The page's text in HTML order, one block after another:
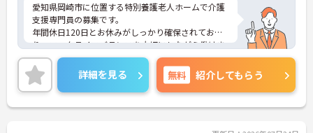
愛知県岡崎市に位置する特別養護老人ホームで介護
支援専門員の募集です。
年間休日120日とお休みがしっかり確保されてお
り、ワークライフバランスを大切にしながら働けま
す。賞与は過去実績4.4ヶ月分、月給27万円以上と安
定した収入も魅力です。住宅手当や扶養手当など各
種手当も整っており、長く腰を据えて勤務したい方
におすすめです。
詳細を見る 無料 紹介してもらう